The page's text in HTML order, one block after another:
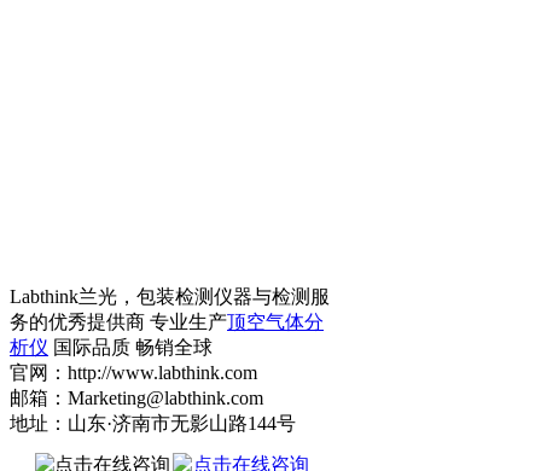
Labthink兰光，包装检测仪器与检测服
务的优秀提供商 专业生产顶空气体分
析仪 国际品质 畅销全球
官网：http://www.labthink.com
邮箱：Marketing@labthink.com
地址：山东·济南市无影山路144号